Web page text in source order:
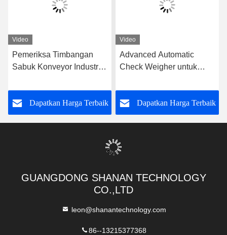
Video
Pemeriksa Timbangan
Sabuk Konveyor Industri
Cek Berat Timbangan
Dapatkan Harga Terbaik
Video
Advanced Automatic
Check Weigher untuk
pembagian berat yang
cepat dan akurat
Dapatkan Harga Terbaik
GUANGDONG SHANAN TECHNOLOGY
CO.,LTD
leon@shanantechnology.com
86--13215377368